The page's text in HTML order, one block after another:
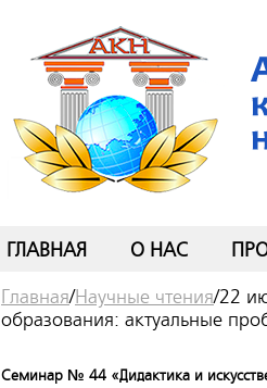
ГЛАВНАЯ О НАС
Главная/Научные чтения/22
образования: актуальные
Семинар № 44 «Дидактика и